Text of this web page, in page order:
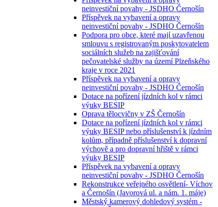
neinvestiční povahy - JSDHO Černošín
Příspěvek na vybavení a opravy
neinvestiční povahy - JSDHO Černošín
Podpora pro obce, které mají uzavřenou
smlouvu s registrovaným poskytovatelem
sociálních služeb na zajišťování
pečovatelské služby na území Plzeňského
kraje v roce 2021
Příspěvek na vybavení a opravy
neinvestiční povahy - JSDHO Černošín
Dotace na pořízení jízdních kol v rámci
výuky BESIP
Oprava tělocvičny v ZŠ Černošín
Dotace na pořízení jízdních kol v rámci
výuky BESIP nebo příslušenství k jízdním
kolům, případně příslušenství k dopravní
výchově a pro dopravní hřiště v rámci
výuky BESIP
Příspěvek na vybavení a opravy
neinvestiční povahy - JSDHO Černošín
Rekonstrukce veřejného osvětlení- Víchov
a Černošín (Javorová ul. a nám. 1. máje)
Městský kamerový dohledový systém -